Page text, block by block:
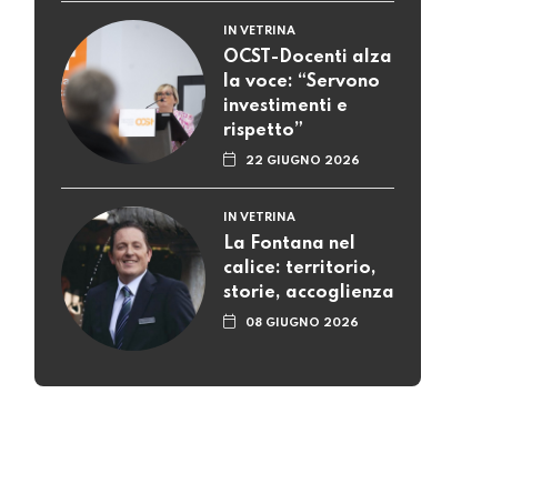
IN VETRINA
OCST-Docenti alza
la voce: “Servono
investimenti e
rispetto”
22 GIUGNO 2026
IN VETRINA
La Fontana nel
calice: territorio,
storie, accoglienza
08 GIUGNO 2026